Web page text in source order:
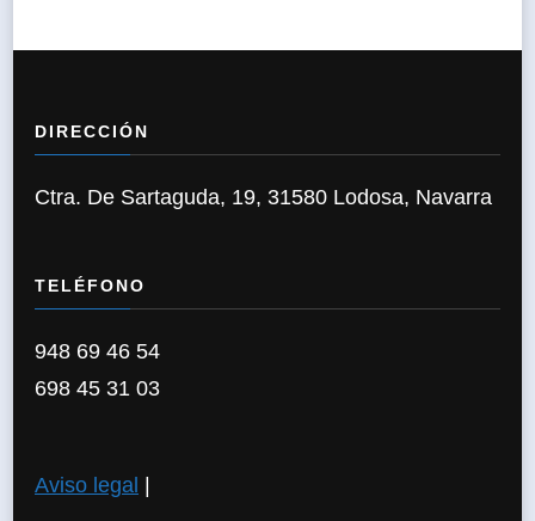
DIRECCIÓN
Ctra. De Sartaguda, 19, 31580 Lodosa, Navarra
TELÉFONO
948 69 46 54
698 45 31 03
Aviso legal